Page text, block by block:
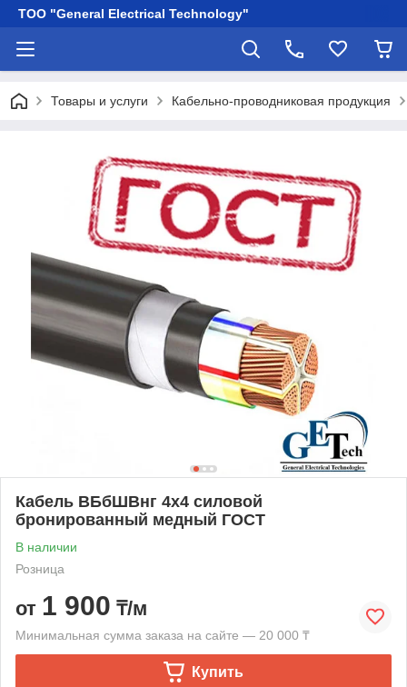
ТОО "General Electrical Technology"
Товары и услуги Кабельно-проводниковая продукция
Кабель ВБбШВнг 4х4 силовой
бронированный медный ГОСТ
В наличии
Розница
от 1 900 ₸/м
Минимальная сумма заказа на сайте — 20 000 ₸
Купить